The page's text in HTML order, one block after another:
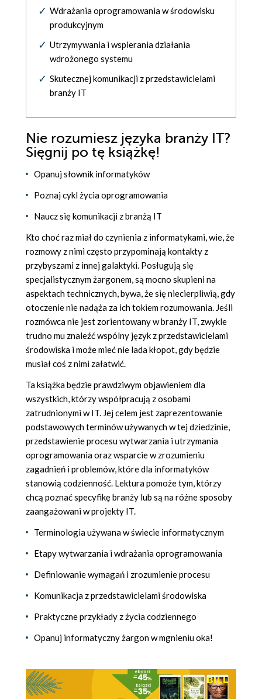
Wdrażania oprogramowania w środowisku
produkcyjnym
Utrzymywania i wspierania działania
wdrożonego systemu
Skutecznej komunikacji z przedstawicielami
branży IT
Nie rozumiesz języka branży IT?
Sięgnij po tę książkę!
Opanuj słownik informatyków
Poznaj cykl życia oprogramowania
Naucz się komunikacji z branżą IT
Kto choć raz miał do czynienia z informatykami, wie, że
rozmowy z nimi często przypominają kontakty z
przybyszami z innej galaktyki. Posługują się
specjalistycznym żargonem, są mocno skupieni na
aspektach technicznych, bywa, że się niecierpliwią, gdy
otoczenie nie nadąża za ich tokiem rozumowania. Jeśli
rozmówca nie jest zorientowany w branży IT, zwykle
trudno mu znaleźć wspólny język z przedstawicielami
środowiska i może mieć nie lada kłopot, gdy będzie
musiał coś z nimi załatwić.
Ta książka będzie prawdziwym objawieniem dla
wszystkich, którzy współpracują z osobami
zatrudnionymi w IT. Jej celem jest zaprezentowanie
podstawowych terminów używanych w tej dziedzinie,
przedstawienie procesu wytwarzania i utrzymania
oprogramowania oraz wsparcie w zrozumieniu
zagadnień i problemów, które dla informatyków
stanowią codzienność. Lektura pomoże tym, którzy
chcą poznać specyfikę branży lub są na różne sposoby
zaangażowani w projekty IT.
Terminologia używana w świecie informatycznym
Etapy wytwarzania i wdrażania oprogramowania
Definiowanie wymagań i zrozumienie procesu
Komunikacja z przedstawicielami środowiska
Praktyczne przykłady z życia codziennego
Opanuj informatyczny żargon w mgnieniu oka!